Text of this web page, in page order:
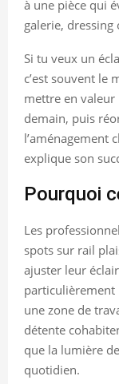
à une pièce qui
galerie, dressing
Si tu veux un
c’est souvent le
mettre en valeur
demain, puis
l’aménagement
explique son
Pourquoi
Les
spots sur rail
ajuster leur
particulièrement
une zone de
détente
que la lumière
quotidien.